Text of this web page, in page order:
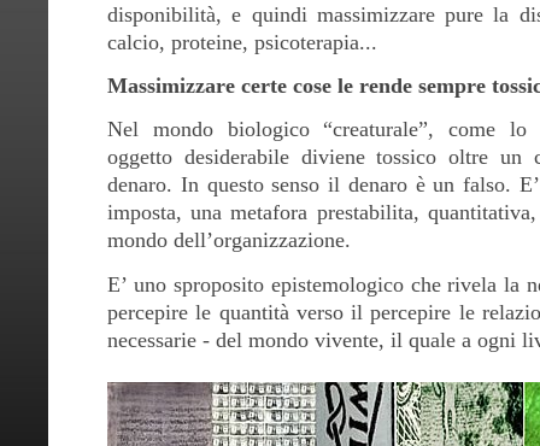
disponibilità, e quindi massimizzare pure la
calcio, proteine, psicoterapia...
Massimizzare certe cose le rende sempre
Nel mondo biologico “creaturale”, come lo
oggetto desiderabile diviene tossico oltre
denaro. In questo senso il denaro è un falso.
imposta, una metafora prestabilita,
mondo dell’organizzazione.
E’ uno sproposito epistemologico che rivela la
percepire le quantità verso il percepire le
necessarie - del mondo vivente, il quale a ogni